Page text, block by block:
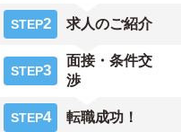
STEP2 求人のご紹介
STEP3
面接・条件交
渉
STEP4 転職成功！